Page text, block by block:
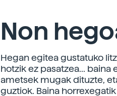
Non
Hegan egitea gustatuko
hotzik ez pasatzea...
ametsek mugak dituzte,
guztiok. Baina